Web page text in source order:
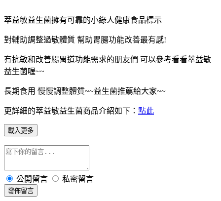
萃益敏益生菌擁有可靠的小綠人健康食品標示
對輔助調整過敏體質 幫助胃腸功能改善最有感!
有抗敏和改善腸胃道功能需求的朋友們 可以參考看看萃益敏
益生菌喔~~
長期食用 慢慢調整體質~~益生菌推薦給大家~~
更詳細的萃益敏益生菌商品介紹如下： 點此
載入更多
公開留言 私密留言
發佈留言